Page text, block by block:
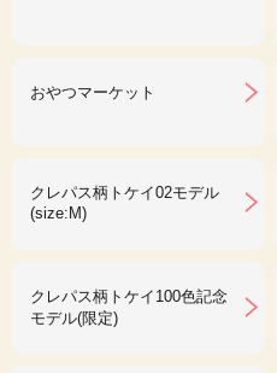
おやつマーケット
クレパス柄トケイ02モデル
(size:M)
クレパス柄トケイ100色記念
モデル(限定)